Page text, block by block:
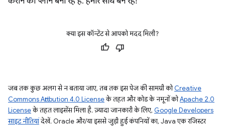
क्या इस कॉन्टेंट से आपको मदद मिली?
जब तक कुछ अलग से न बताया जाए, तब तक इस पेज की सामग्री कोCreative
Commons Attribution 4.0 Licenseके तहत और कोड के नमूनों कोApache 2.0
Licenseके तहत लाइसेंस मिला है. ज़्यादा जानकारी के लिए, Google Developers
साइट नीतियांदेखें. Oracle और/या इससे जुड़ी हुई कंपनियों का, Java एक रजिस्टर